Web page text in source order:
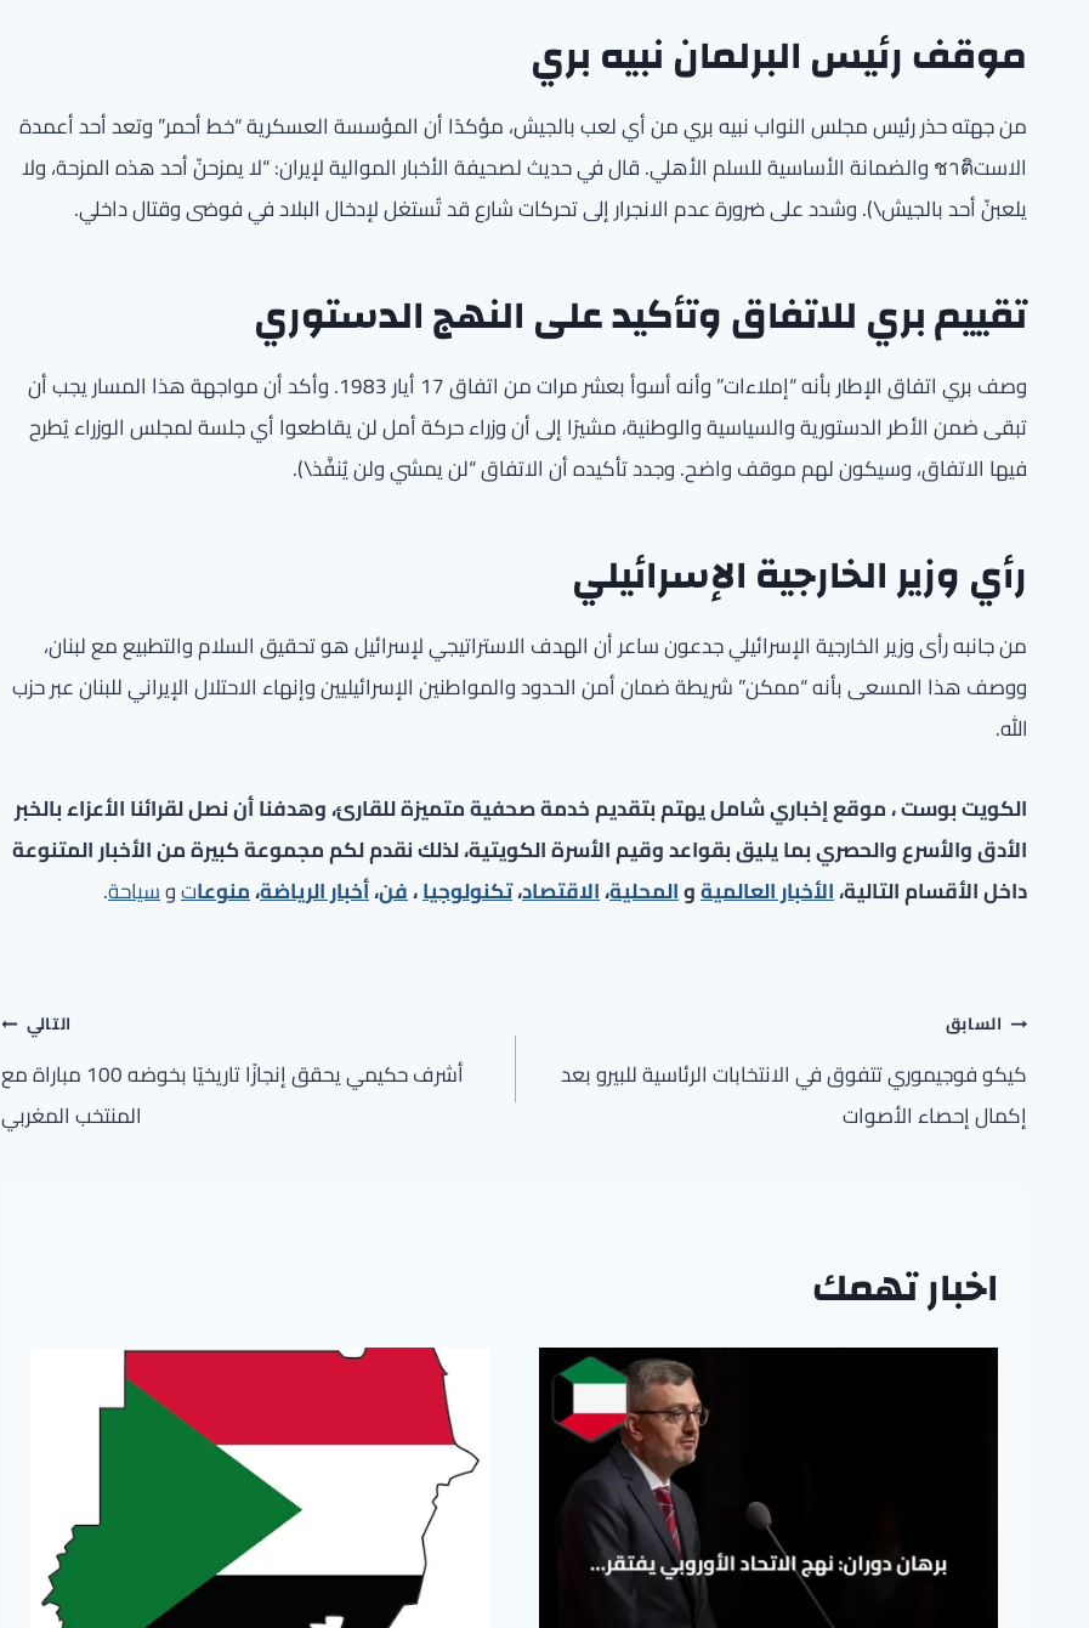
موقف رئيس البرلمان نبيه بري
من جهته حذر رئيس مجلس النواب نبيه بري من أي لعب بالجيش، مؤكدًا أن المؤسسة العسكرية “خط أحمر” وتعد أحد أعمدة
الاستชาติ والضمانة الأساسية للسلم الأهلي. قال في حديث لصحيفة الأخبار الموالية لإيران: “لا يمزحنّ أحد هذه المزحة، ولا
يلعبنّ أحد بالجيش\). وشدد على ضرورة عدم الانجرار إلى تحركات شارع قد تُستغل لإدخال البلاد في فوضى وقتال داخلي.
تقييم بري للاتفاق وتأكيد على النهج الدستوري
وصف بري اتفاق الإطار بأنه “إملاءات” وأنه أسوأ بعشر مرات من اتفاق 17 أيار 1983. وأكد أن مواجهة هذا المسار يجب أن
تبقى ضمن الأطر الدستورية والسياسية والوطنية، مشيرًا إلى أن وزراء حركة أمل لن يقاطعوا أي جلسة لمجلس الوزراء يُطرح
فيها الاتفاق، وسيكون لهم موقف واضح. وجدد تأكيده أن الاتفاق “لن يمشي ولن يُنفَّذ\).
رأي وزير الخارجية الإسرائيلي
من جانبه رأى وزير الخارجية الإسرائيلي جدعون ساعر أن الهدف الاستراتيجي لإسرائيل هو تحقيق السلام والتطبيع مع لبنان،
ووصف هذا المسعى بأنه “ممكن” شريطة ضمان أمن الحدود والمواطنين الإسرائيليين وإنهاء الاحتلال الإيراني للبنان عبر حزب
الله.
الكويت بوست ، موقع إخباري شامل يهتم بتقديم خدمة صحفية متميزة للقارئ، وهدفنا أن نصل لقرائنا الأعزاء بالخبر
الأدق والأسرع والحصري بما يليق بقواعد وقيم الأسرة الكويتية، لذلك نقدم لكم مجموعة كبيرة من الأخبار المتنوعة
داخل الأقسام التالية،الأخبار العالميةوالمحلية،الاقتصاد،تكنولوجيا،فن،أخبار الرياضة،منوعاتوسياحة.
تصفّح
المقالات
السابق
كيكو فوجيموري تتفوق في الانتخابات الرئاسية للبيرو بعد
إكمال إحصاء الأصوات
التالي
أشرف حكيمي يحقق إنجازًا تاريخيًا بخوضه 100 مباراة مع
المنتخب المغربي
اخبار تهمك